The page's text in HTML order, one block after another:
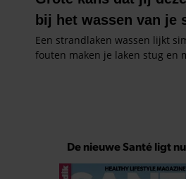
De nieuwe Santé ligt